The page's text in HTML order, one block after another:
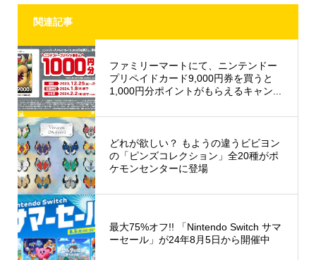
関連記事
ファミリーマートにて、ニンテンドー
プリペイドカード9,000円券を買うと
1,000円分ポイントがもらえるキャン...
どれが欲しい？ もようの違うビビヨン
の「ピンズコレクション」全20種がポ
ケモンセンターに登場
最大75%オフ!! 「Nintendo Switch サマ
ーセール」が24年8月5日から開催中